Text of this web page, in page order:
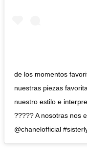
de los momentos
nuestras piezas
nuestro estilo e
????? A nosotras nos
@chanelofficial